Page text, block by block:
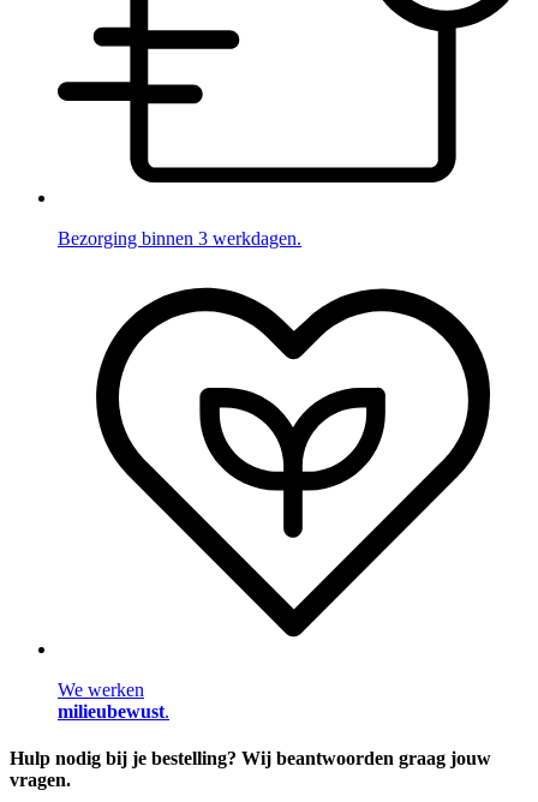
Bezorging binnen 3 werkdagen.
We werken
milieubewust.
Hulp nodig bij je bestelling? Wij beantwoorden graag jouw
vragen.